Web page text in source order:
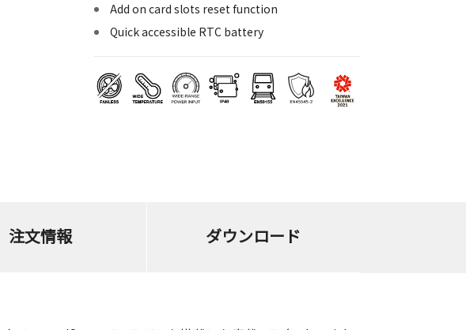
Add on card slots reset function
Quick accessible RTC battery
注文情報 ダウンロード